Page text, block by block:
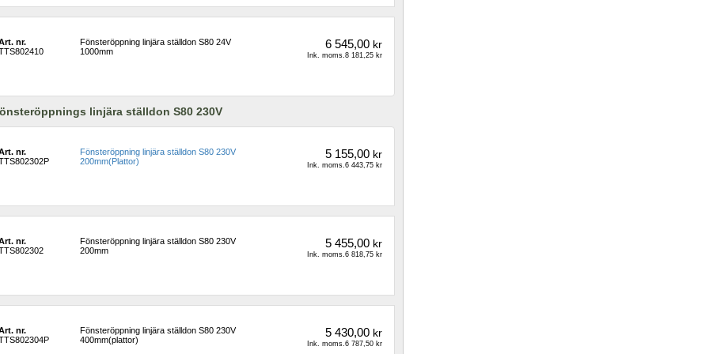
nr.
Fönsteröppning linjära ställdon S80 24V
1000mm
6 545,00kr
Ink. moms.8 181,25 kr
linjära ställdon S80 230V
nr.
Fönsteröppning linjära ställdon S80 230V
200mm(Plattor)
5 155,00kr
Ink. moms.6 443,75 kr
nr.
Fönsteröppning linjära ställdon S80 230V
200mm
5 455,00kr
Ink. moms.6 818,75 kr
nr.
Fönsteröppning linjära ställdon S80 230V
400mm(plattor)
5 430,00kr
Ink. moms.6 787,50 kr